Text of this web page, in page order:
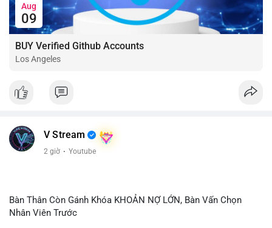
Aug
09
BUY Verified Github Accounts
Los Angeles
V Stream
2 giờ · Youtube
Bàn Thân Còn Gánh Khóa KHOẢN NỢ LỚN, Bàn Vấn Chọn
Nhân Viên Trước